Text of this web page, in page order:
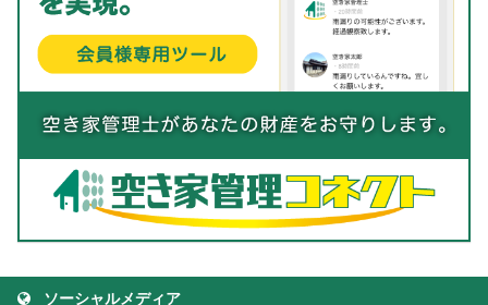
ソーシャルメディア